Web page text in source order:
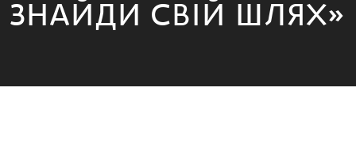
ЗНАЙДИ СВІЙ ШЛЯХ»